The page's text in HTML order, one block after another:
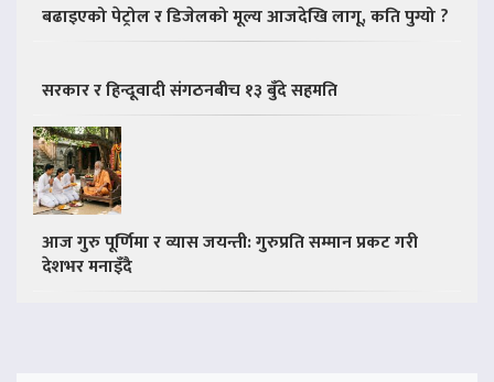
बढाइएको पेट्रोल र डिजेलको मूल्य आजदेखि लागू, कति पुग्यो ?
सरकार र हिन्दूवादी संगठनबीच १३ बुँदे सहमति
आज गुरु पूर्णिमा र व्यास जयन्ती: गुरुप्रति सम्मान प्रकट गरी
देशभर मनाइँदै